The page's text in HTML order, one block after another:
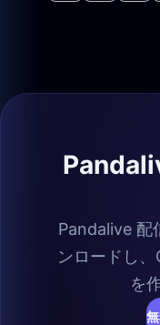
Pandalive 配
ンロードし
を